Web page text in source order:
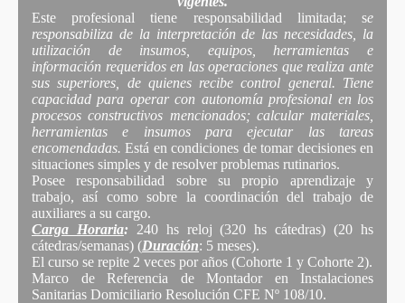
Este profesional tiene responsabilidad limitada; se
responsabiliza de la interpretación de las necesidades, la
utilización de insumos, equipos, herramientas e
información requeridos en las operaciones que realiza ante
sus superiores, de quienes recibe control general. Tiene
capacidad para operar con autonomía profesional en los
procesos constructivos mencionados; calcular materiales,
herramientas e insumos para ejecutar las tareas
encomendadas. Está en condiciones de tomar decisiones en
situaciones simples y de resolver problemas rutinarios.
Posee responsabilidad sobre su propio aprendizaje y
trabajo, así como sobre la coordinación del trabajo de
auxiliares a su cargo.
Carga Horaria: 240 hs reloj (320 hs cátedras) (20 hs
cátedras/semanas) (Duración: 5 meses).
El curso se repite 2 veces por años (Cohorte 1 y Cohorte 2).
Marco de Referencia de Montador en Instalaciones
Sanitarias Domiciliario Resolución CFE Nº 108/10.